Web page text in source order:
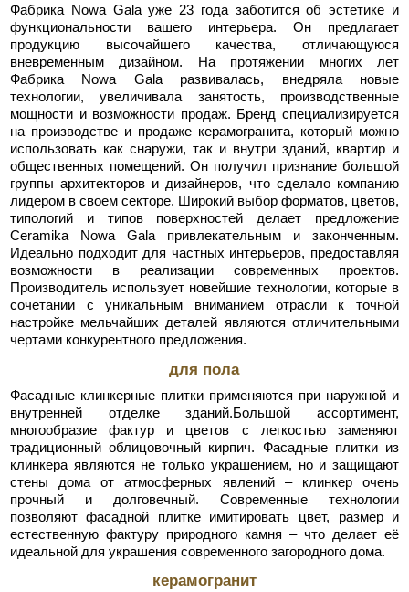
Фабрика Nowa Gala уже 23 года заботится об эстетике и
функциональности вашего интерьера. Он предлагает
продукцию высочайшего качества, отличающуюся
вневременным дизайном. На протяжении многих лет
Фабрика Nowa Gala развивалась, внедряла новые
технологии, увеличивала занятость, производственные
мощности и возможности продаж. Бренд специализируется
на производстве и продаже керамогранита, который можно
использовать как снаружи, так и внутри зданий, квартир и
общественных помещений. Он получил признание большой
группы архитекторов и дизайнеров, что сделало компанию
лидером в своем секторе. Широкий выбор форматов, цветов,
типологий и типов поверхностей делает предложение
Ceramika Nowa Gala привлекательным и законченным.
Идеально подходит для частных интерьеров, предоставляя
возможности в реализации современных проектов.
Производитель использует новейшие технологии, которые в
сочетании с уникальным вниманием отрасли к точной
настройке мельчайших деталей являются отличительными
чертами конкурентного предложения.
для пола
Фасадные клинкерные плитки применяются при наружной и
внутренней отделке зданий.Большой ассортимент,
многообразие фактур и цветов с легкостью заменяют
традиционный облицовочный кирпич. Фасадные плитки из
клинкера являются не только украшением, но и защищают
стены дома от атмосферных явлений – клинкер очень
прочный и долговечный. Современные технологии
позволяют фасадной плитке имитировать цвет, размер и
естественную фактуру природного камня – что делает её
идеальной для украшения современного загородного дома.
керамогранит